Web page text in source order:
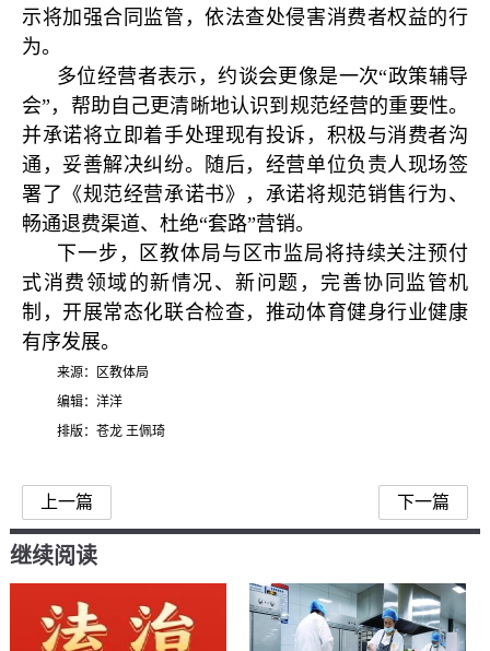
示将加强合同监管，依法查处侵害消费者权益的行
为。
多位经营者表示，约谈会更像是一次“政策辅导
会”，帮助自己更清晰地认识到规范经营的重要性。
并承诺将立即着手处理现有投诉，积极与消费者沟
通，妥善解决纠纷。随后，经营单位负责人现场签
署了《规范经营承诺书》，承诺将规范销售行为、
畅通退费渠道、杜绝“套路”营销。
下一步，区教体局与区市监局将持续关注预付
式消费领域的新情况、新问题，完善协同监管机
制，开展常态化联合检查，推动体育健身行业健康
有序发展。
来源：区教体局
编辑：洋洋
排版：苍龙 王佩琦
上一篇 下一篇
继续阅读